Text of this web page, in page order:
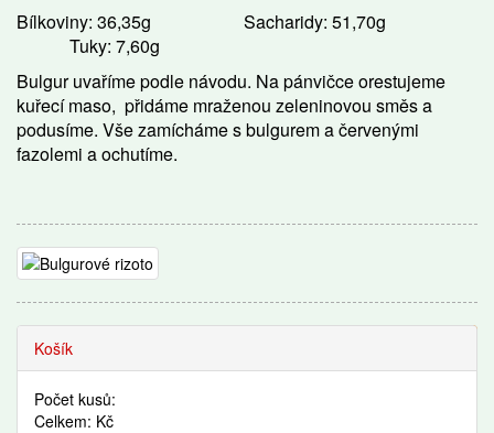
Bílkoviny: 36,35g Sacharidy: 51,70g
Tuky: 7,60g
Bulgur uvaříme podle návodu. Na pánvičce orestujeme
kuřecí maso, přidáme mraženou zeleninovou směs a
podusíme. Vše zamícháme s bulgurem a červenými
fazolemi a ochutíme.
Košík
Počet kusů:
Celkem: Kč